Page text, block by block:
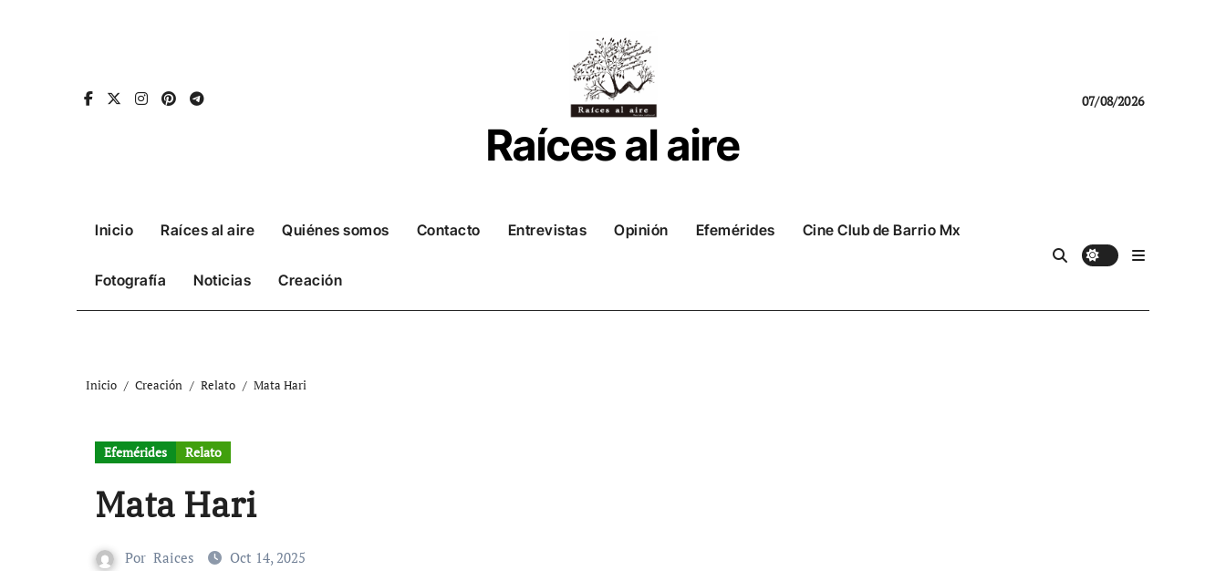
Raíces al aire
07/08/2026
Inicio Raíces al aire Quiénes somos Contacto Entrevistas Opinión Efemérides Cine Club de Barrio Mx
Fotografía Noticias Creación
Inicio Creación Relato Mata Hari
Efemérides Relato
Mata Hari
Por Raices Oct 14, 2025